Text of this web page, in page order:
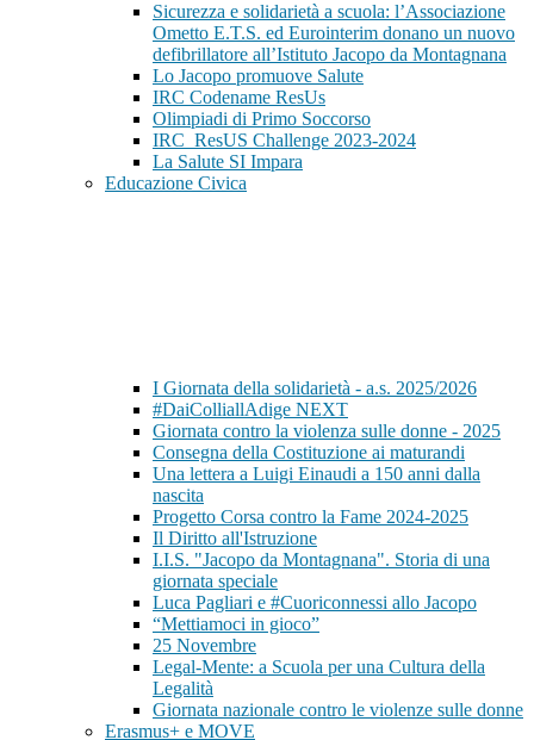
Sicurezza e solidarietà a scuola: l’Associazione
Ometto E.T.S. ed Eurointerim donano un nuovo
defibrillatore all’Istituto Jacopo da Montagnana
Lo Jacopo promuove Salute
IRC Codename ResUs
Olimpiadi di Primo Soccorso
IRC_ResUS Challenge 2023-2024
La Salute SI Impara
Educazione Civica
I Giornata della solidarietà - a.s. 2025/2026
#DaiColliallAdige NEXT
Giornata contro la violenza sulle donne - 2025
Consegna della Costituzione ai maturandi
Una lettera a Luigi Einaudi a 150 anni dalla
nascita
Progetto Corsa contro la Fame 2024-2025
Il Diritto all'Istruzione
I.I.S. "Jacopo da Montagnana". Storia di una
giornata speciale
Luca Pagliari e #Cuoriconnessi allo Jacopo
“Mettiamoci in gioco”
25 Novembre
Legal-Mente: a Scuola per una Cultura della
Legalità
Giornata nazionale contro le violenze sulle donne
Erasmus+ e MOVE